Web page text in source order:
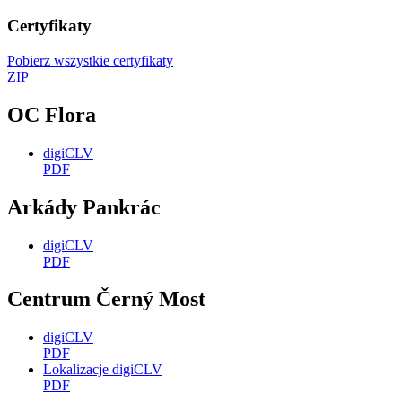
Certyfikaty
Pobierz wszystkie certyfikaty
ZIP
OC Flora
digiCLV
PDF
Arkády Pankrác
digiCLV
PDF
Centrum Černý Most
digiCLV
PDF
Lokalizacje digiCLV
PDF